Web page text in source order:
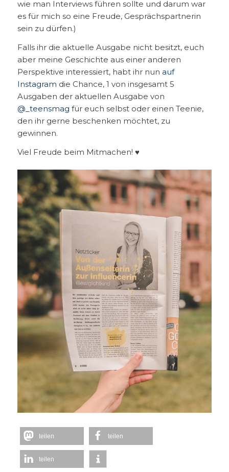
wie man Interviews führen sollte und darum war
es für mich so eine Freude, Gesprächspartnerin
sein zu dürfen.)
Falls ihr die aktuelle Ausgabe nicht besitzt, euch
aber meine Geschichte aus einer anderen
Perspektive interessiert, habt ihr nun auf
Instagram die Chance, 1 von insgesamt 5
Ausgaben der aktuellen Ausgabe von
@_teensmag für euch selbst oder einen Teenie,
den ihr gerne beschenken möchtet, zu
gewinnen.
Viel Freude beim Mitmachen! ♥
teilen teilen
teilen